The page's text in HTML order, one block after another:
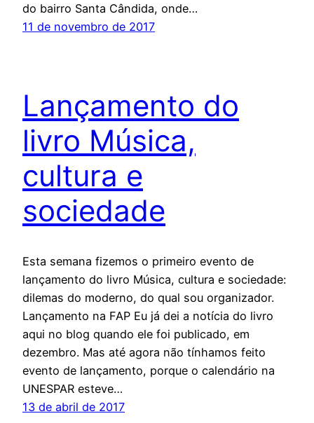
do bairro Santa Cândida, onde…
11 de novembro de 2017
Lançamento do
livro Música,
cultura e
sociedade
Esta semana fizemos o primeiro evento de
lançamento do livro Música, cultura e sociedade:
dilemas do moderno, do qual sou organizador.
Lançamento na FAP Eu já dei a notícia do livro
aqui no blog quando ele foi publicado, em
dezembro. Mas até agora não tínhamos feito
evento de lançamento, porque o calendário na
UNESPAR esteve…
13 de abril de 2017